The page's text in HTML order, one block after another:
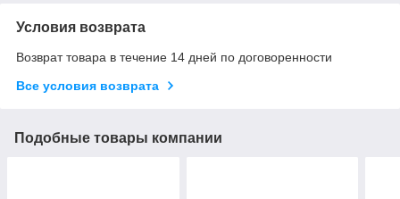
Условия возврата
Возврат товара в течение 14 дней по договоренности
Все условия возврата
Подобные товары компании